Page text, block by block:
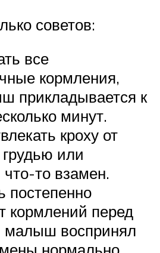
советов:
все
кормления,
прикладывается к
минут.
кроху от
или
что-то взамен.
постепенно
кормлений перед
малыш воспринял